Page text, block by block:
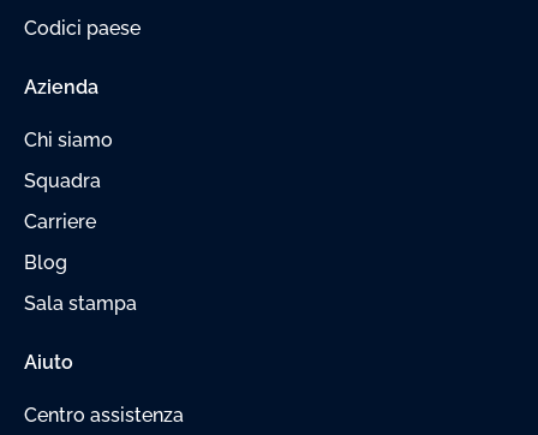
Codici paese
Azienda
Chi siamo
Squadra
Carriere
Blog
Sala stampa
Aiuto
Centro assistenza